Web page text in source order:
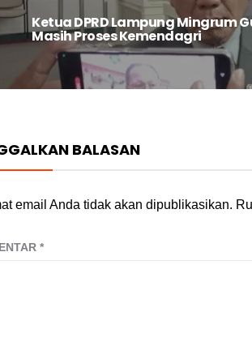
Next
post:
Ketua DPRD Lampung Mingrum
Masih Proses Kemendagri
BALASAN
email Anda tidak akan dipublikasikan.
*